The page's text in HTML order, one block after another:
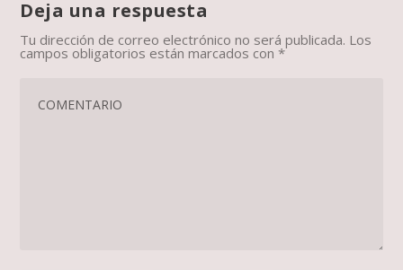
Deja una respuesta
Tu dirección de correo electrónico no será publicada. Los
campos obligatorios están marcados con*